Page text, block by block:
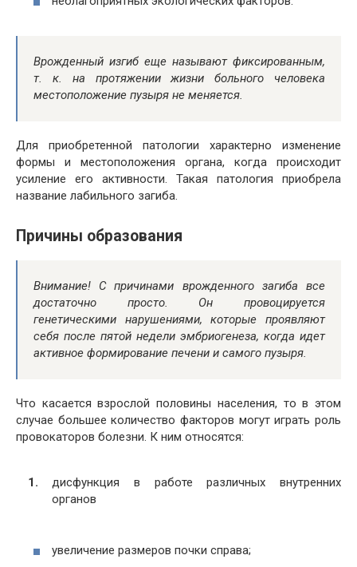
Врожденный изгиб еще называют фиксированным,
т. к. на протяжении жизни больного человека
местоположение пузыря не меняется.
Для приобретенной патологии характерно изменение
формы и местоположения органа, когда происходит
усиление его активности. Такая патология приобрела
название лабильного загиба.
Причины образования
Внимание! С причинами врожденного загиба все
достаточно просто. Он провоцируется
генетическими нарушениями, которые проявляют
себя после пятой недели эмбриогенеза, когда идет
активное формирование печени и самого пузыря.
Что касается взрослой половины населения, то в этом
случае большее количество факторов могут играть роль
провокаторов болезни. К ним относятся:
дисфункция в работе различных внутренних
органов
увеличение размеров почки справа;